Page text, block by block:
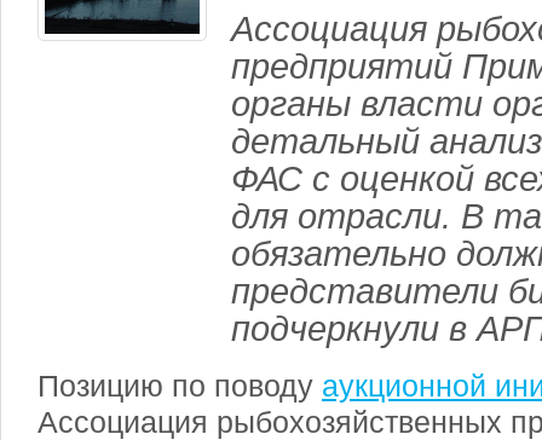
Ассоциация
предприятий
органы власти
детальный
ФАС с оценкой
для отрасли. В
обязательно
представители
подчеркнули в
Позицию по поводу аукционной
Ассоциация рыбохозяйственных